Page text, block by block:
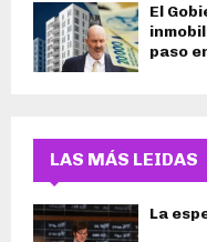
El
paso
LAS MÁS LEIDAS
La